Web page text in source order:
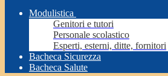
Modulistica
Genitori e tutori
Personale scolastico
Esperti, esterni, ditte, fornitori
Bacheca Sicurezza
Bacheca Salute